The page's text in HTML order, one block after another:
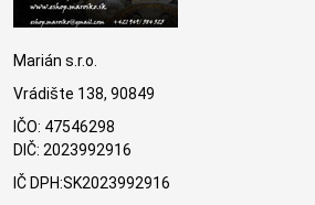
Marián s.r.o.
Vrádište 138, 90849
IČO: 47546298
DIČ: 2023992916
IČ DPH:SK2023992916